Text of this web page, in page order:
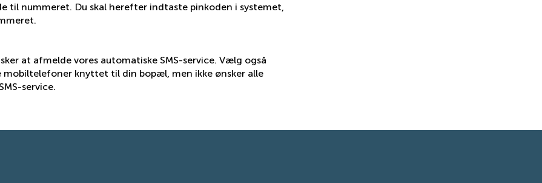
til nummeret. Du skal herefter indtaste pinkoden i systemet,
at afmelde vores automatiske SMS-service. Vælg også
mobiltelefoner knyttet til din bopæl, men ikke ønsker alle
service.